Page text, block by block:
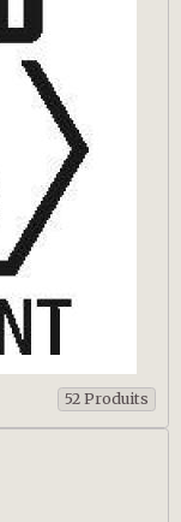
52 Produits